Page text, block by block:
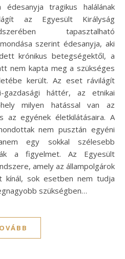
tragikus halálának
az Egyesült Királyság
tapasztalható
szerint édesanyja, aki
krónikus betegségektől, a
nem kapta meg a szükséges
került. Az eset rávilágít
háttér, az etnikai
milyen hatással van az
az egyének életkilátásaira. A
nem pusztán egyéni
egy sokkal szélesebb
a figyelmet. Az Egyesült
amely az állampolgárok
kínál, sok esetben nem tudja
szükségben…